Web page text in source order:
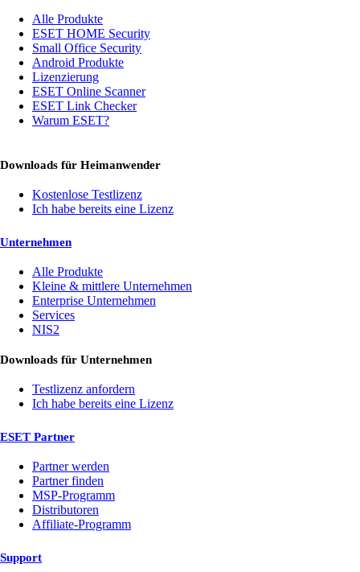
Alle Produkte
ESET HOME Security
Small Office Security
Android Produkte
Lizenzierung
ESET Online Scanner
ESET Link Checker
Warum ESET?
Downloads für Heimanwender
Kostenlose Testlizenz
Ich habe bereits eine Lizenz
Unternehmen
Alle Produkte
Kleine & mittlere Unternehmen
Enterprise Unternehmen
Services
NIS2
Downloads für Unternehmen
Testlizenz anfordern
Ich habe bereits eine Lizenz
ESET Partner
Partner werden
Partner finden
MSP-Programm
Distributoren
Affiliate-Programm
Support